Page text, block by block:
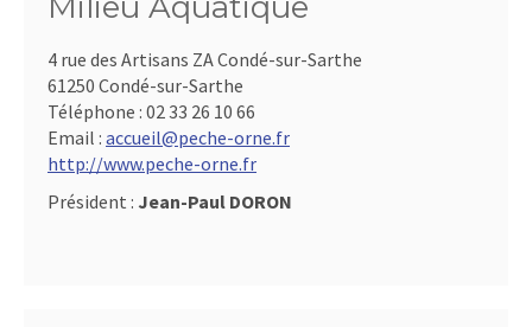
4 rue des Artisans ZA Condé-sur-Sarthe
61250 Condé-sur-Sarthe
Téléphone : 02 33 26 10 66
Email : accueil@peche-orne.fr
http://www.peche-orne.fr
Président : Jean-Paul DORON